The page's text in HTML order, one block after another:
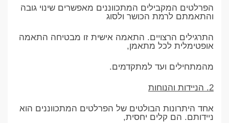
הפרלטים המקבילים המתכווננים מאפשרים שינוי גובה
והתאמתם לרמת הכושר ולסוג
התרגילים הרצויים. התאמה אישית זו מבטיחה התאמה
אופטימלית לכל מתאמן,
מהמתחילים ועד למתקדמים.
2. הניידות והנוחות
אחד היתרונות הבולטים של הפרלטים המתכווננים הוא
ניידותם. הם קלים יחסית,